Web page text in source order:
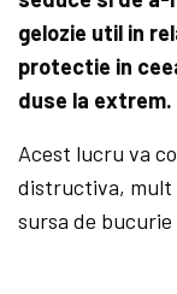
gelozie util in
protectie in
duse la extrem.
Acest lucru va
distructiva, mult
sursa de